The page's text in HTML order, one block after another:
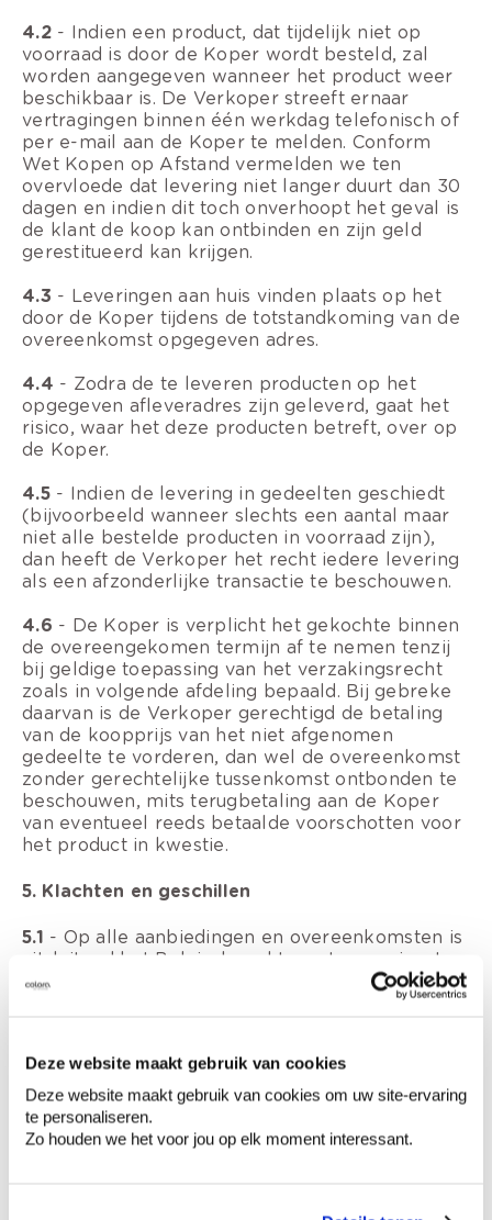
Deze website maakt gebruik van cookies
Deze website maakt gebruik van cookies om uw site-ervaring
te personaliseren.
Zo houden we het voor jou op elk moment interessant.
4.2- Indien een product, dat tijdelijk niet op
voorraad is door de Koper wordt besteld, zal
worden aangegeven wanneer het product weer
beschikbaar is. De Verkoper streeft ernaar
vertragingen binnen één werkdag telefonisch of
per e-mail aan de Koper te melden. Conform
Wet Kopen op Afstand vermelden we ten
overvloede dat levering niet langer duurt dan 30
dagen en indien dit toch onverhoopt het geval is
de klant de koop kan ontbinden en zijn geld
gerestitueerd kan krijgen.
4.3 - Leveringen aan huis vinden plaats op het
door de Koper tijdens de totstandkoming van de
overeenkomst opgegeven adres.
4.4 - Zodra de te leveren producten op het
opgegeven afleveradres zijn geleverd, gaat het
risico, waar het deze producten betreft, over op
de Koper.
4.5- Indien de levering in gedeelten geschiedt
(bijvoorbeeld wanneer slechts een aantal maar
niet alle bestelde producten in voorraad zijn),
dan heeft de Verkoper het recht iedere levering
als een afzonderlijke transactie te beschouwen.
4.6 - De Koper is verplicht het gekochte binnen
de overeengekomen termijn af te nemen tenzij
bij geldige toepassing van het verzakingsrecht
zoals in volgende afdeling bepaald. Bij gebreke
daarvan is de Verkoper gerechtigd de betaling
van de koopprijs van het niet afgenomen
gedeelte te vorderen, dan wel de overeenkomst
zonder gerechtelijke tussenkomst ontbonden te
beschouwen, mits terugbetaling aan de Koper
van eventueel reeds betaalde voorschotten voor
het product in kwestie.
5. Klachten en geschillen
5.1 - Op alle aanbiedingen en overeenkomsten is
uitsluitend het Belgisch recht van toepassing. In
geval van betwisting is enkel de
ondernemingsrechtbank Gent, afdeling Kortrijk,
5.2- De verkoper doet zijn uiterste best om in de
mate van het mogelijke klachten correct te
behandelen en op te lossen. Bij klachten dan de
Koper: